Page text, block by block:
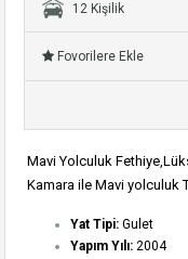
12 Kişilik
Fovorilere Ekle
Mavi Yolculuk
Kamara ile Mavi yolculuk
Yat Tipi: Gulet
Yapım Yılı: 2004